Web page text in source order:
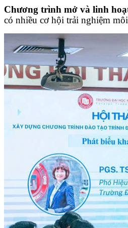
Chương trình mở và linh
có nhiều cơ hội trải nghiệm